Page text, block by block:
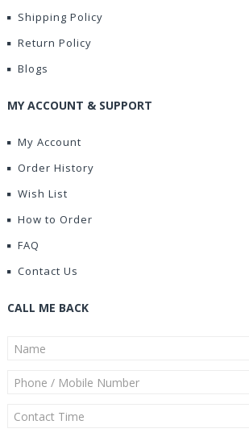
Shipping Policy
Return Policy
Blogs
MY ACCOUNT & SUPPORT
My Account
Order History
Wish List
How to Order
FAQ
Contact Us
CALL ME BACK